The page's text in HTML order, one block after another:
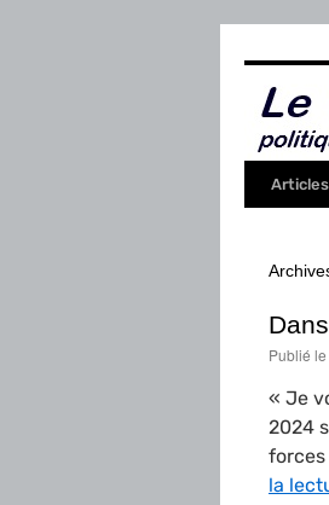
Articles
Publié le
« Je
2024
forces
la